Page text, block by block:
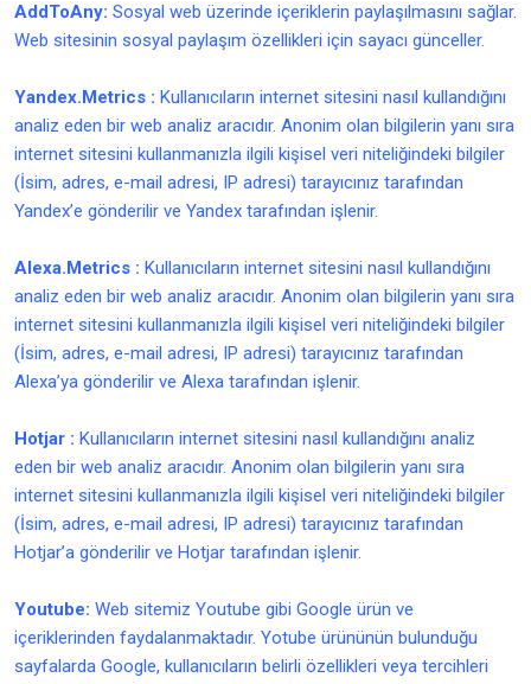
AddToAny: Sosyal web üzerinde içeriklerin paylaşılmasını sağlar.
Web sitesinin sosyal paylaşım özellikleri için sayacı günceller.
Yandex.Metrics : Kullanıcıların internet sitesini nasıl kullandığını
analiz eden bir web analiz aracıdır. Anonim olan bilgilerin yanı sıra
internet sitesini kullanmanızla ilgili kişisel veri niteliğindeki bilgiler
(İsim, adres, e-mail adresi, IP adresi) tarayıcınız tarafından
Yandex’e gönderilir ve Yandex tarafından işlenir.
Alexa.Metrics : Kullanıcıların internet sitesini nasıl kullandığını
analiz eden bir web analiz aracıdır. Anonim olan bilgilerin yanı sıra
internet sitesini kullanmanızla ilgili kişisel veri niteliğindeki bilgiler
(İsim, adres, e-mail adresi, IP adresi) tarayıcınız tarafından
Alexa’ya gönderilir ve Alexa tarafından işlenir.
Hotjar : Kullanıcıların internet sitesini nasıl kullandığını analiz
eden bir web analiz aracıdır. Anonim olan bilgilerin yanı sıra
internet sitesini kullanmanızla ilgili kişisel veri niteliğindeki bilgiler
(İsim, adres, e-mail adresi, IP adresi) tarayıcınız tarafından
Hotjar’a gönderilir ve Hotjar tarafından işlenir.
Youtube: Web sitemiz Youtube gibi Google ürün ve
içeriklerinden faydalanmaktadır. Yotube ürününün bulunduğu
sayfalarda Google, kullanıcıların belirli özellikleri veya tercihleri